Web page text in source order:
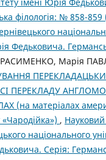
філологія: № 858-
Федьковича.
Марія
ПЕРЕКЛАДУ
(на матеріалах
, Науковий
національного
Серія: